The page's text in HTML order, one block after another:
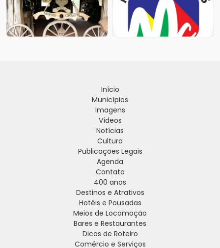
Início
Municípios
Imagens
Vídeos
Notícias
Cultura
Publicações Legais
Agenda
Contato
400 anos
Destinos e Atrativos
Hotéis e Pousadas
Meios de Locomoção
Bares e Restaurantes
Dicas de Roteiro
Comércio e Serviços